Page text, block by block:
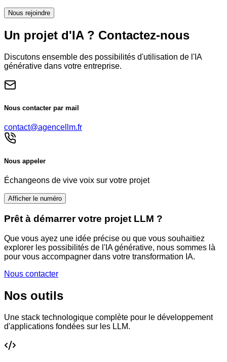
Nous rejoindre
Un projet d'IA ? Contactez-nous
Discutons ensemble des possibilités d'utilisation de l'IA
générative dans votre entreprise.
Nous contacter par mail
contact@agencellm.fr
Nous appeler
Échangeons de vive voix sur votre projet
Afficher le numéro
Prêt à démarrer votre projet LLM ?
Que vous ayez une idée précise ou que vous souhaitiez
explorer les possibilités de l'IA générative, nous sommes là
pour vous accompagner dans votre transformation IA.
Nous contacter
Nos outils
Une stack technologique complète pour le développement
d'applications fondées sur les LLM.